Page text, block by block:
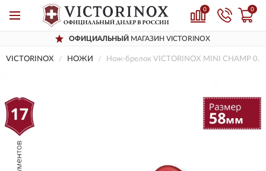
0 0
ОФИЦИАЛЬНЫЙ МАГАЗИН VICTORINOX
VICTORINOX НОЖИ Нож-брелок VICTORINOX MINI CHAMP